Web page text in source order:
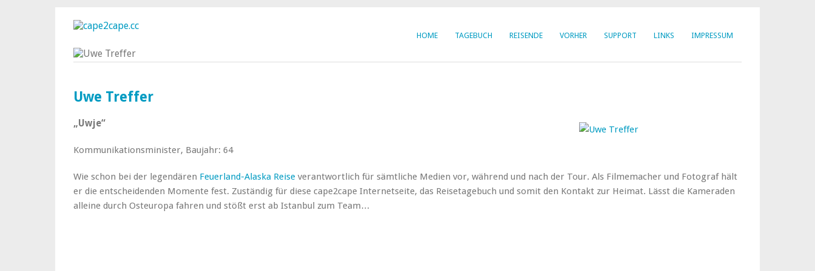
HOME TAGEBUCH REISENDE VORHER SUPPORT LINKS IMPRESSUM
Uwe Treffer
„Uwje“
Kommunikationsminister, Baujahr: 64
Wie schon bei der legendären Feuerland-Alaska Reise verantwortlich für sämtliche Medien vor, während und nach der Tour. Als Filmemacher und Fotograf hält
er die entscheidenden Momente fest. Zuständig für diese cape2cape Internetseite, das Reisetagebuch und somit den Kontakt zur Heimat. Lässt die Kameraden
alleine durch Osteuropa fahren und stößt erst ab Istanbul zum Team…